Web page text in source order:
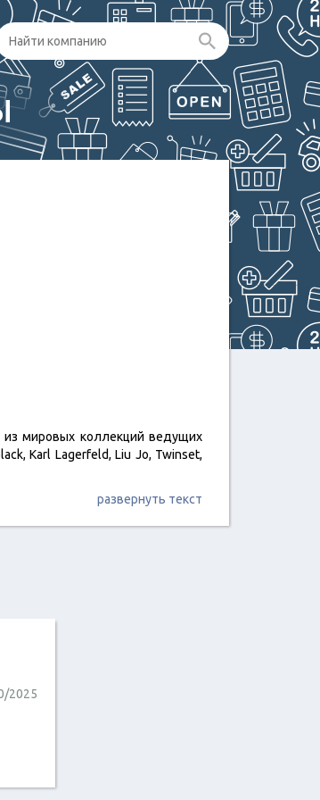
из мировых коллекций ведущих
Karl Lagerfeld, Liu Jo, Twinset,
развернуть текст
2025